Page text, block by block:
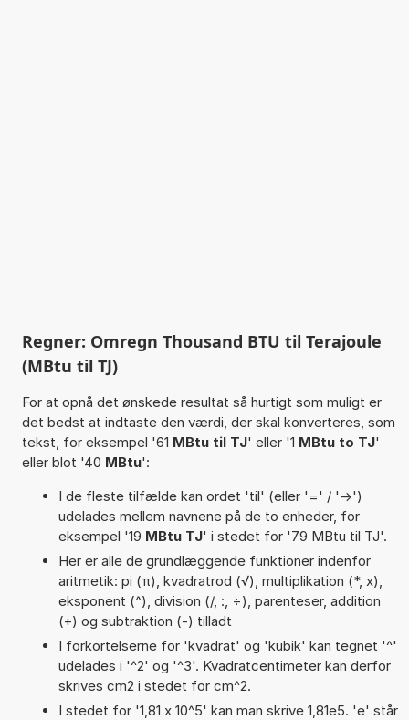
Regner: Omregn Thousand BTU til Terajoule
(MBtu til TJ)
For at opnå det ønskede resultat så hurtigt som muligt er
det bedst at indtaste den værdi, der skal konverteres, som
tekst, for eksempel '61 MBtu til TJ' eller '1 MBtu to TJ'
eller blot '40 MBtu':
I de fleste tilfælde kan ordet 'til' (eller '=' / '->')
udelades mellem navnene på de to enheder, for
eksempel '19 MBtu TJ' i stedet for '79 MBtu til TJ'.
Her er alle de grundlæggende funktioner indenfor
aritmetik: pi (π), kvadratrod (√), multiplikation (*, x),
eksponent (^), division (/, :, ÷), parenteser, addition
(+) og subtraktion (-) tilladt
I forkortelserne for 'kvadrat' og 'kubik' kan tegnet '^'
udelades i '^2' og '^3'. Kvadratcentimeter kan derfor
skrives cm2 i stedet for cm^2.
I stedet for '1,81 x 10^5' kan man skrive 1,81e5. 'e' står